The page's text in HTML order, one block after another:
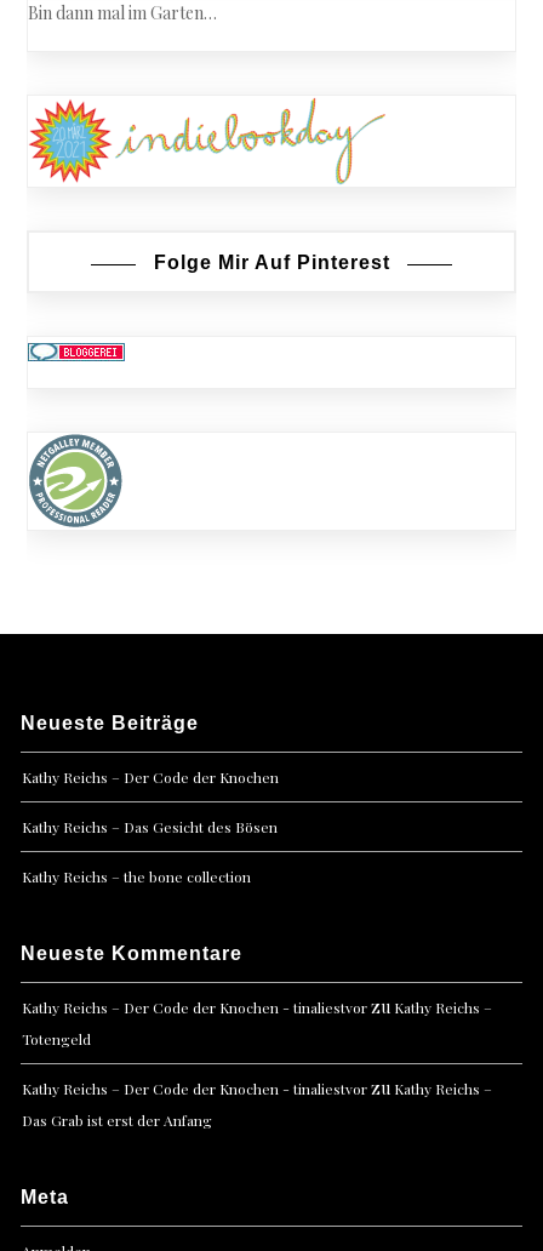
Bin dann mal im Garten…
Folge Mir Auf Pinterest
Neueste Beiträge
Kathy Reichs – Der Code der Knochen
Kathy Reichs – Das Gesicht des Bösen
Kathy Reichs – the bone collection
Neueste Kommentare
Kathy Reichs – Der Code der Knochen - tinaliestvorzu Kathy Reichs –
Totengeld
Kathy Reichs – Der Code der Knochen - tinaliestvorzu Kathy Reichs –
Das Grab ist erst der Anfang
Meta